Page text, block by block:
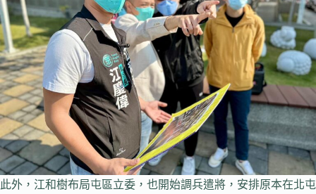
此外，江和樹布局屯區立委，也開始調兵遣將，安排原本在北屯